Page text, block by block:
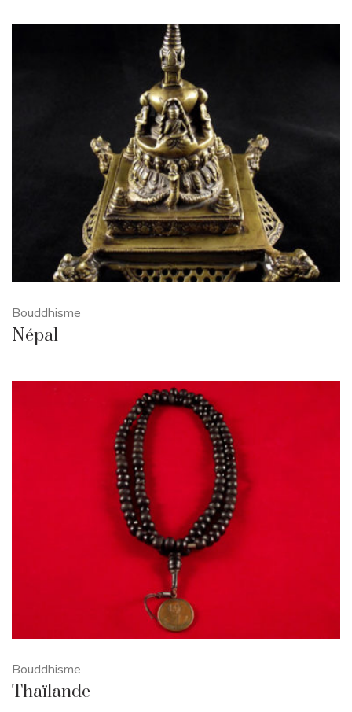
Bouddhisme
Népal
Bouddhisme
Thaïlande